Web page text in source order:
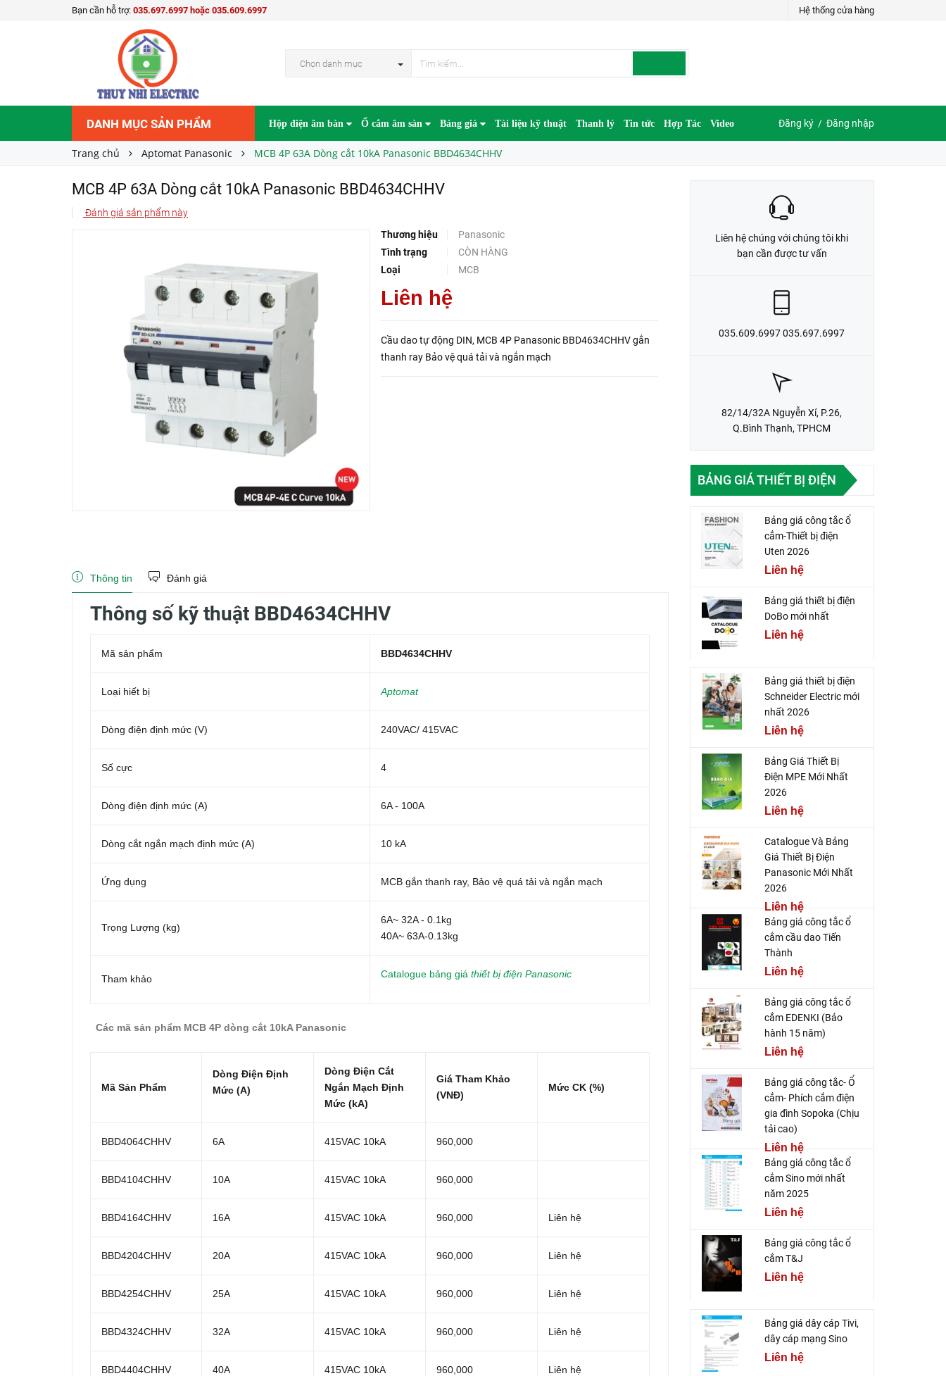
Bạn cần hỗ trợ: 035.697.6997 hoặc 035.609.6997 Hệ thống cửa hàng
Chọn danh mục
DANH MỤC SẢN PHẨM Hộp điện âm bàn Ổ cắm âm sàn Bảng giá Tài liệu kỹ thuật Thanh lý Tin tức Hợp Tác Video Đăng ký / Đăng nhập
Trang chủ Aptomat Panasonic MCB 4P 63A Dòng cắt 10kA Panasonic BBD4634CHHV
MCB 4P 63A Dòng cắt 10kA Panasonic BBD4634CHHV
Đánh giá sản phẩm này
Thương hiệu
Panasonic
Tình trạng
CÒN HÀNG
Loại
MCB
Liên hệ
Cầu dao tự động DIN, MCB 4P Panasonic BBD4634CHHV gắn
thanh ray Bảo vệ quá tải và ngắn mạch
MCB 4P 63A Dòng cắt 10kA Panasonic BBD4634CHHV
Giá bán: Liên hệ
LIÊN HỆ ĐẶT HÀNG
Thông tin Đánh giá
Thông số kỹ thuật BBD4634CHHV
Mã sản phẩm BBD4634CHHV
Loại hiết bị Aptomat
Dòng điện định mức (V) 240VAC/ 415VAC
Số cực 4
Dòng điện định mức (A) 6A - 100A
Dòng cắt ngắn mạch định mức (A) 10 kA
Ứng dụng MCB gắn thanh ray, Bảo vệ quá tải và ngắn mạch
Trọng Lượng (kg)
6A~ 32A - 0.1kg
40A~ 63A-0.13kg
Tham khảo Catalogue bảng giá thiết bị điện Panasonic
Các mã sản phẩm MCB 4P dòng cắt 10kA Panasonic
Mã Sản Phẩm
Dòng Điện Định
Mức (A)
Dòng Điện Cắt
Ngắn Mạch Định
Mức (kA)
Giá Tham Khảo
(VNĐ)
Mức CK (%)
BBD4064CHHV 6A 415VAC 10kA 960,000
BBD4104CHHV 10A 415VAC 10kA 960,000
BBD4164CHHV 16A 415VAC 10kA 960,000 Liên hệ
BBD4204CHHV 20A 415VAC 10kA 960,000 Liên hệ
BBD4254CHHV 25A 415VAC 10kA 960,000 Liên hệ
BBD4324CHHV 32A 415VAC 10kA 960,000 Liên hệ
BBD4404CHHV 40A 415VAC 10kA 960,000 Liên hệ
Liên hệ chúng với chúng tôi khi
bạn cần được tư vấn
035.609.6997 035.697.6997
82/14/32A Nguyễn Xí, P.26,
Q.Bình Thạnh, TPHCM
BẢNG GIÁ THIẾT BỊ ĐIỆN
Bảng giá công tắc ổ
cắm-Thiết bị điện
Uten 2026
Liên hệ
Bảng giá thiết bị điện
DoBo mới nhất
Liên hệ
Bảng giá thiết bị điện
Schneider Electric mới
nhất 2026
Liên hệ
Bảng Giá Thiết Bị
Điện MPE Mới Nhất
2026
Liên hệ
Catalogue Và Bảng
Giá Thiết Bị Điện
Panasonic Mới Nhất
2026
Liên hệ
Bảng giá công tắc ổ
cắm cầu dao Tiến
Thành
Liên hệ
Bảng giá công tắc ổ
cắm EDENKI (Bảo
hành 15 năm)
Liên hệ
Bảng giá công tắc- Ổ
cắm- Phích cắm điện
gia đình Sopoka (Chịu
tải cao)
Liên hệ
Bảng giá công tắc ổ
cắm Sino mới nhất
năm 2025
Liên hệ
Bảng giá công tắc ổ
cắm T&J
Liên hệ
Bảng giá dây cáp Tivi,
dây cáp mạng Sino
Liên hệ